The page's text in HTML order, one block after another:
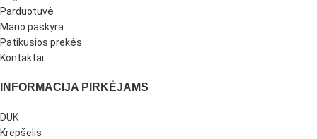
Parduotuvė
Mano paskyra
Patikusios prekės
Kontaktai
INFORMACIJA PIRKĖJAMS
DUK
Krepšelis